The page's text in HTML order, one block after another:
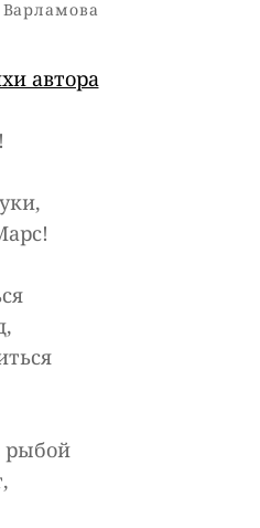
Варламова
автора
рыбой